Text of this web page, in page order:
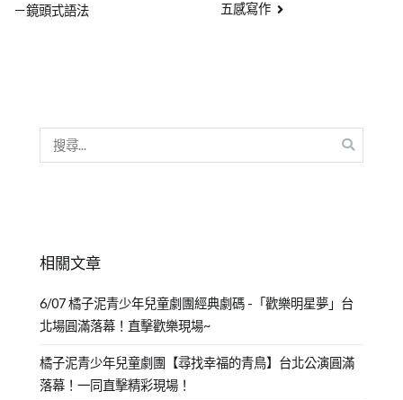
－鏡頭式語法
五感寫作
相關文章
6/07 橘子泥青少年兒童劇團經典劇碼 -「歡樂明星夢」台
北場圓滿落幕！直擊歡樂現場~
橘子泥青少年兒童劇團【尋找幸福的青鳥】台北公演圓滿
落幕！一同直擊精彩現場！